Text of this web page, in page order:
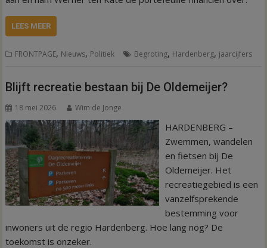
LEES MEER
FRONTPAGE, Nieuws, Politiek Begroting, Hardenberg, jaarcijfers
Blijft recreatie bestaan bij De Oldemeijer?
18 mei 2026 Wim de Jonge
HARDENBERG –
Zwemmen, wandelen
en fietsen bij De
Oldemeijer. Het
recreatiegebied is een
vanzelfsprekende
bestemming voor
inwoners uit de regio Hardenberg. Hoe lang nog? De
toekomst is onzeker.